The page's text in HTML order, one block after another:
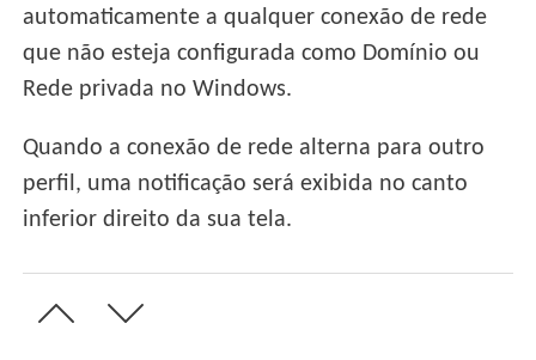
automaticamente a qualquer conexão de rede
que não esteja configurada como Domínio ou
Rede privada no Windows.
Quando a conexão de rede alterna para outro
perfil, uma notificação será exibida no canto
inferior direito da sua tela.